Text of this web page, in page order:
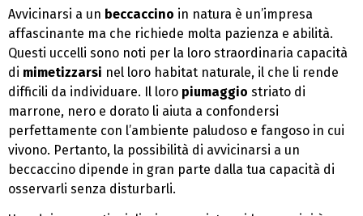
Avvicinarsi a un beccaccino in natura è un’impresa
affascinante ma che richiede molta pazienza e abilità.
Questi uccelli sono noti per la loro straordinaria capacità
di mimetizzarsi nel loro habitat naturale, il che li rende
difficili da individuare. Il loro piumaggio striato di
marrone, nero e dorato li aiuta a confondersi
perfettamente con l’ambiente paludoso e fangoso in cui
vivono. Pertanto, la possibilità di avvicinarsi a un
beccaccino dipende in gran parte dalla tua capacità di
osservarli senza disturbarli.